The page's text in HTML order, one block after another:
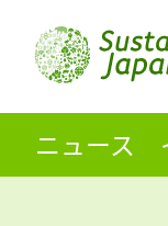
ニュース